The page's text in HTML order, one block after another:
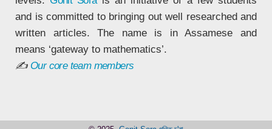
and is committed to bringing out well researched and
written articles. The name is in Assamese and
means ‘gateway to mathematics’.
✍ Our core team members